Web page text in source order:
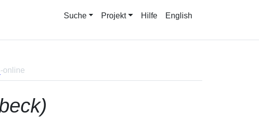
Suche Projekt Hilfe English
-online